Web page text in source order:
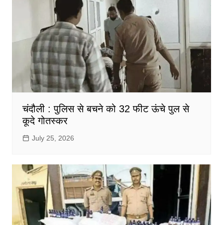
चंदौली : पुलिस से बचने को 32 फीट ऊंचे पुल से
कूदे गोतस्कर
July 25, 2026